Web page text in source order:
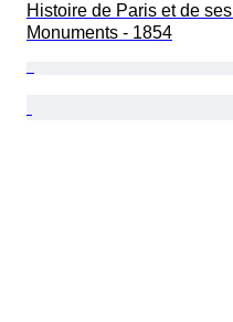
Histoire de Paris et de ses
Monuments - 1854